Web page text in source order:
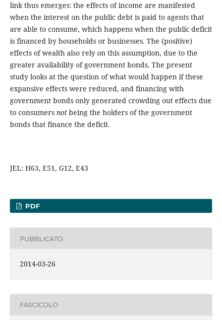
link thus emerges: the effects of income are manifested
when the interest on the public debt is paid to agents that
are able to consume, which happens when the public deficit
is financed by households or businesses. The (positive)
effects of wealth also rely on this assumption, due to the
greater availability of government bonds. The present
study looks at the question of what would happen if these
expansive effects were reduced, and financing with
government bonds only generated crowding out effects due
to consumers notbeing the holders of the government
bonds that finance the deficit.
JEL: H63, E51, G12, E43
PDF
PUBBLICATO
2014-03-26
FASCICOLO